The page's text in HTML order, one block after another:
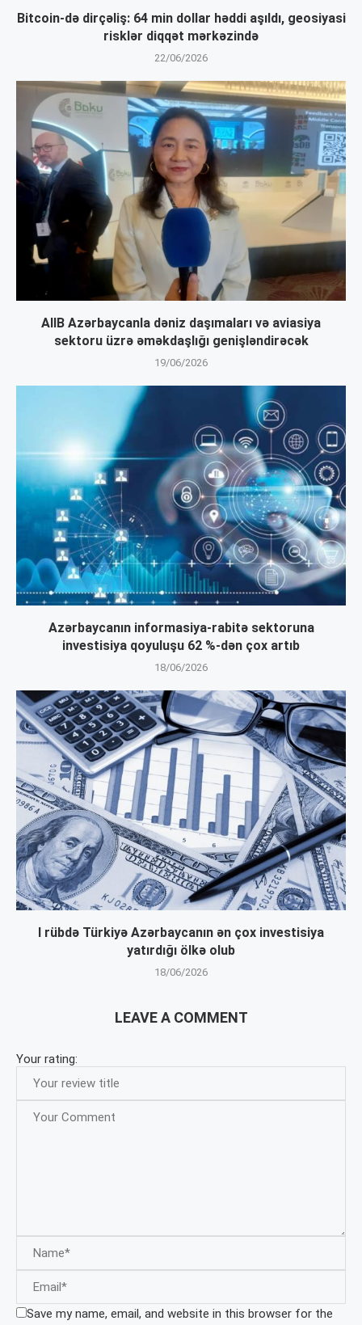
Bitcoin-də dirçəliş: 64 min dollar həddi aşıldı, geosiyasi
risklər diqqət mərkəzində
22/06/2026
AIIB Azərbaycanla dəniz daşımaları və aviasiya
sektoru üzrə əməkdaşlığı genişləndirəcək
19/06/2026
Azərbaycanın informasiya-rabitə sektoruna
investisiya qoyuluşu 62 %-dən çox artıb
18/06/2026
I rübdə Türkiyə Azərbaycanın ən çox investisiya
yatırdığı ölkə olub
18/06/2026
LEAVE A COMMENT
Your rating:
Save my name, email, and website in this browser for the